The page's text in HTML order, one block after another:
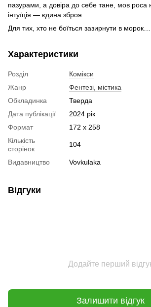
пазурами, а довіра до себе тане, мов роса
інтуїція — єдина зброя.
Для тих, хто не боїться зазирнути в морок…
Характеристики
Розділ
Комікси
Жанр
Фентезі, містика
Обкладинка
Тверда
Дата публікації
2024 рік
Формат
172 х 258
Кількість
сторінок
104
Видавництво Vovkulaka
Відгуки
Додайте перший
Залишити відгук